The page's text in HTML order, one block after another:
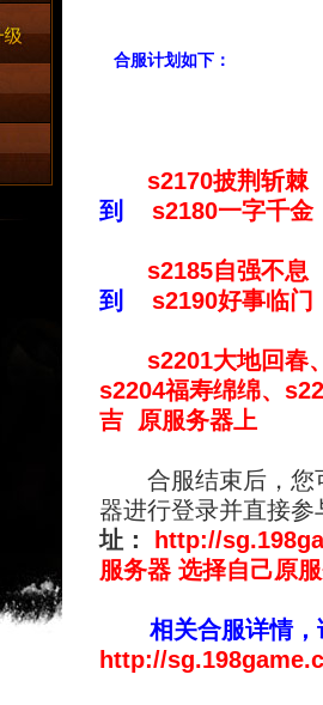
合服计划如下：
s2170披荆斩棘
到
s2180一字千金
s2185自强不息
到
s2190好事临门
s2201大地回春、
s2204福寿绵绵、
吉 原服务器上
合服结束后，您
器进行登录并直接参
址：
http://
服务器 选择自己原
相关合服详情，
http://